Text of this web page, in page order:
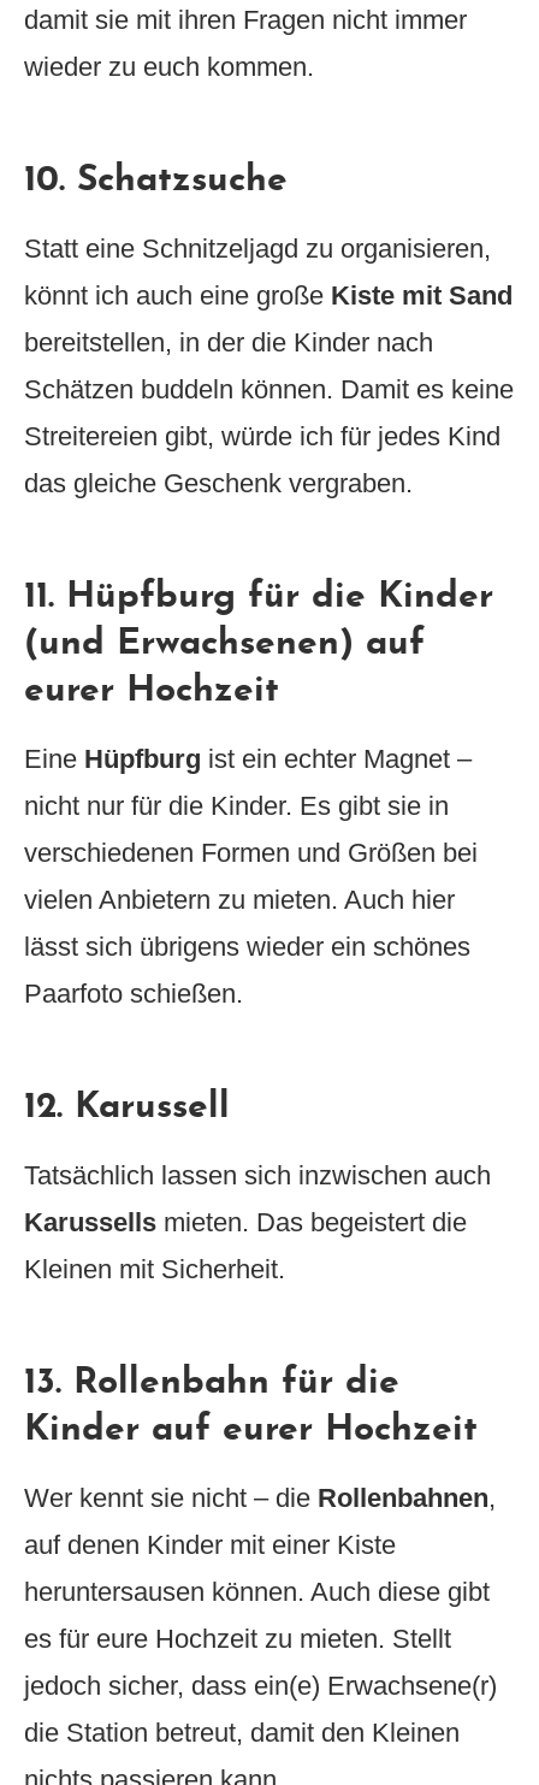
damit sie mit ihren Fragen nicht immer
wieder zu euch kommen.
10. Schatzsuche
Statt eine Schnitzeljagd zu organisieren,
könnt ich auch eine große Kiste mit Sand
bereitstellen, in der die Kinder nach
Schätzen buddeln können. Damit es keine
Streitereien gibt, würde ich für jedes Kind
das gleiche Geschenk vergraben.
11. Hüpfburg für die Kinder
(und Erwachsenen) auf
eurer Hochzeit
Eine Hüpfburg ist ein echter Magnet –
nicht nur für die Kinder. Es gibt sie in
verschiedenen Formen und Größen bei
vielen Anbietern zu mieten. Auch hier
lässt sich übrigens wieder ein schönes
Paarfoto schießen.
12. Karussell
Tatsächlich lassen sich inzwischen auch
Karussells mieten. Das begeistert die
Kleinen mit Sicherheit.
13. Rollenbahn für die
Kinder auf eurer Hochzeit
Wer kennt sie nicht – die Rollenbahnen,
auf denen Kinder mit einer Kiste
heruntersausen können. Auch diese gibt
es für eure Hochzeit zu mieten. Stellt
jedoch sicher, dass ein(e) Erwachsene(r)
die Station betreut, damit den Kleinen